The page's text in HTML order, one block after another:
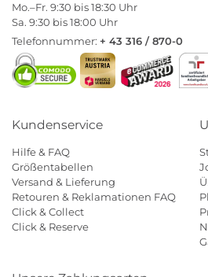
Mo.–Fr. 9:30 bis 18:30 Uhr
Sa. 9:30 bis 18:00 Uhr
Telefonnummer: + 43 316 / 870-0
Kundenservice
Hilfe & FAQ
Größentabellen
Versand & Lieferung
Retouren & Reklamationen FAQ
Click & Collect
Click & Reserve